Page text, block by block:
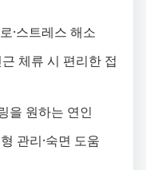
·스트레스 해소
체류 시 편리한 접
을 원하는 연인
관리·숙면 도움